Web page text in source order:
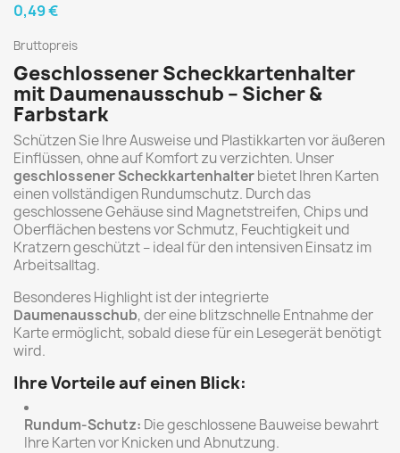
0,49 €
Bruttopreis
Geschlossener Scheckkartenhalter
mit Daumenausschub – Sicher &
Farbstark
Schützen Sie Ihre Ausweise und Plastikkarten vor äußeren
Einflüssen, ohne auf Komfort zu verzichten. Unser
geschlossener Scheckkartenhalterbietet Ihren Karten
einen vollständigen Rundumschutz. Durch das
geschlossene Gehäuse sind Magnetstreifen, Chips und
Oberflächen bestens vor Schmutz, Feuchtigkeit und
Kratzern geschützt – ideal für den intensiven Einsatz im
Arbeitsalltag.
Besonderes Highlight ist der integrierte
Daumenausschub, der eine blitzschnelle Entnahme der
Karte ermöglicht, sobald diese für ein Lesegerät benötigt
wird.
Ihre Vorteile auf einen Blick:
Rundum-Schutz: Die geschlossene Bauweise bewahrt
Ihre Karten vor Knicken und Abnutzung.